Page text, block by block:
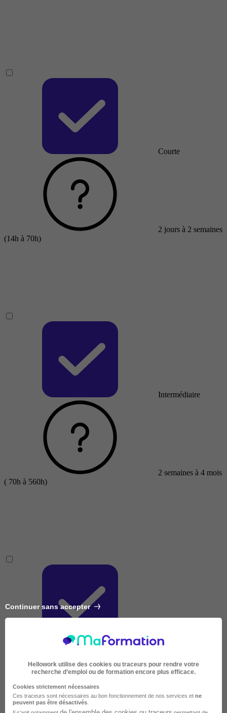
Courte
2 jours à 2 semaines
(14h à 70h)
Intermédiaire
2 semaines à 4 mois
( 70h à 560h)
Longue
Continuer sans accepter
Hellowork utilise des cookies ou traceurs pour rendre votre
recherche d’emploi ou de formation encore plus efficace.
Cookies strictement nécessaires
Ces traceurs sont nécessaires au bon fonctionnement de nos services et ne
peuvent pas être désactivés